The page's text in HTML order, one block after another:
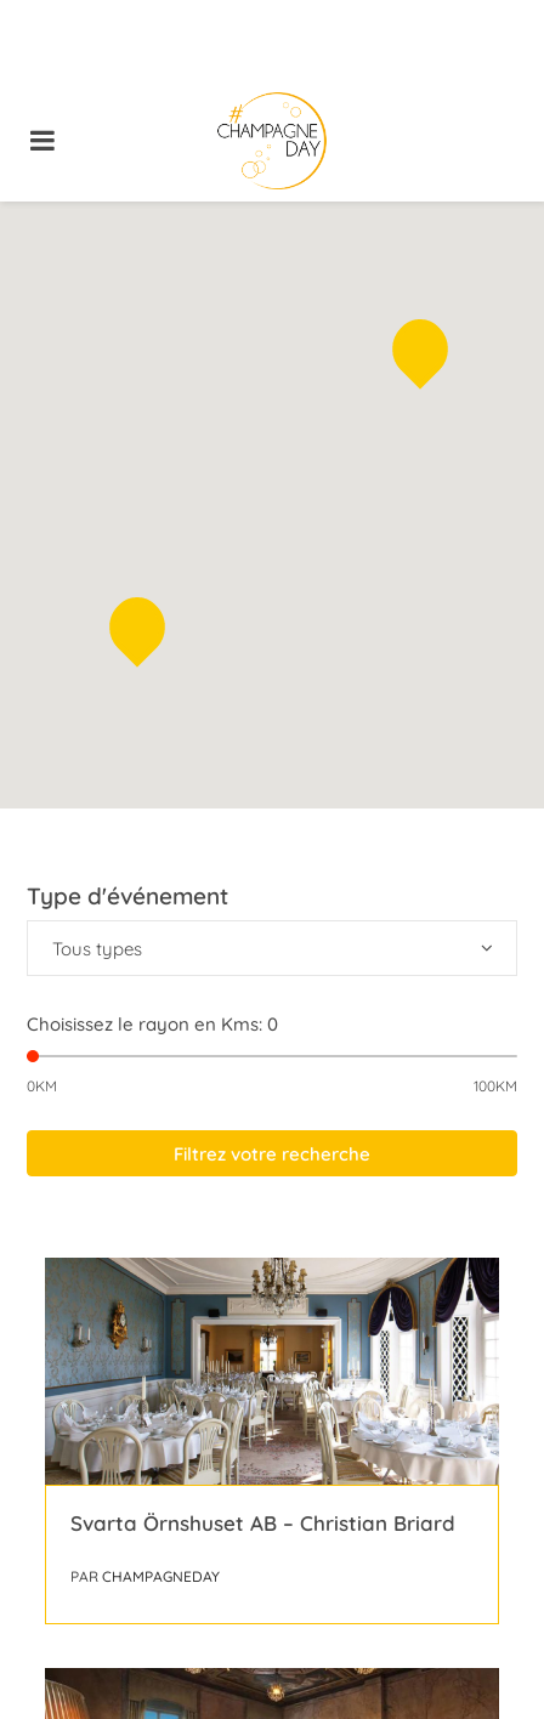
Type d'événement
Tous types
Choisissez le rayon en Kms: 0
0KM 100KM
Filtrez votre recherche
Svarta Örnshuset AB – Christian Briard
PAR CHAMPAGNEDAY